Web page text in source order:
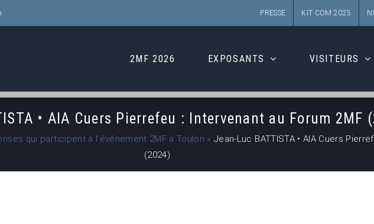
PRESSE KIT COM 2025
2MF 2026 EXPOSANTS VISITEURS
• AIA Cuers Pierrefeu : Intervenant au Forum 2MF
qui participent à l’événement 2MF à Toulon »Jean-Luc BATTISTA • AIA Cuers
(2024)